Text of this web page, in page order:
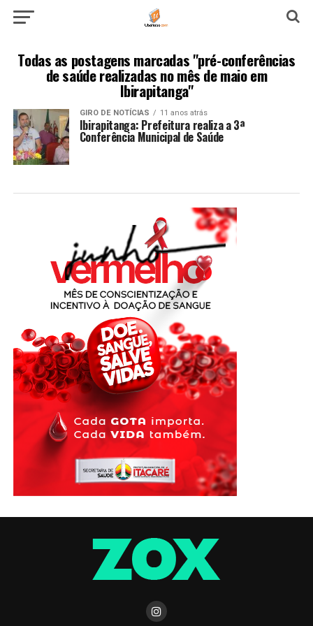
Todas as postagens marcadas "pré-conferências
de saúde realizadas no mês de maio em
Ibirapitanga"
GIRO DE NOTÍCIAS 11 anos atrás
Ibirapitanga: Prefeitura realiza a 3ª
Conferência Municipal de Saúde